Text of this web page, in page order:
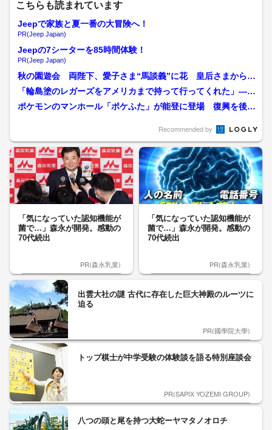
こちらも読まれています
Jeepで家族と夏一番の大冒険へ！
PR(Jeep Japan)
Jeepの7シーターを85時間体験！
PR(Jeep Japan)
秋の園遊会 両陛下、愛子さま“馬談義”に花 皇后さまから武
豊さん騎乗馬の名前が次...
「輪島塗のレガーズをアメリカまで持って行ってくれた」—格
上オランダと引き分け、貴...
ポケモンのマンホール「ポケふた」が能登に登場 復興を後押
Recommended by
「気になっていた認知機能が
菌で…」森永が開発。感動の
70代続出
PR(森永乳業)
「気になっていた認知機能が
菌で…」森永が開発。感動の
70代続出
PR(森永乳業)
出雲大社の謎 古代に存在した巨大神殿のルーツに
迫る
PR(國學院大學)
トップ棋士が中学受験の体験談を語る特別座談会
PR(SAPIX YOZEMI GROUP)
八つの頭と尾を持つ大蛇ーヤマタノオロチ